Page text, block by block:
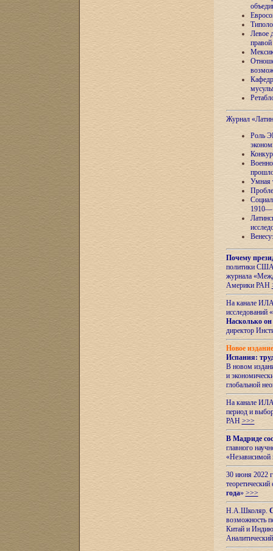
Левое
Журнал
Роль
Умная
Почему
политики США
журнала
Америки РАН
На канале ИЛА
исследований «
Насколько он
директор
Новое
Испания:
В новом
и
глобальной
На канале
период и
РАН >>>
В Мадриде
главного
«Независимой
30 июня 2022
года» >>>
Н.А.Школяр.
возможность
Китай и